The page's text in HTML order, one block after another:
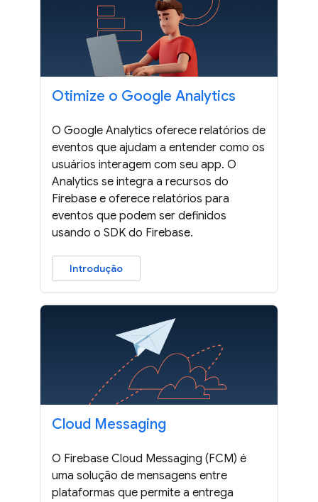
Otimize o Google Analytics
O Google Analytics oferece relatórios de
eventos que ajudam a entender como os
usuários interagem com seu app. O
Analytics se integra a recursos do
Firebase e oferece relatórios para
eventos que podem ser definidos
usando o SDK do Firebase.
Introdução
Cloud Messaging
O Firebase Cloud Messaging (FCM) é
uma solução de mensagens entre
plataformas que permite a entrega